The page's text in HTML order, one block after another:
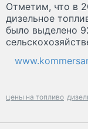
Отметим, что в
дизельное
было выделено
цены на топливо